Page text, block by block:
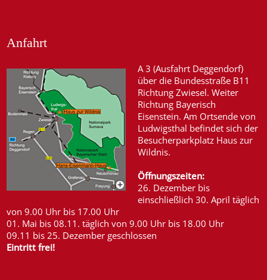
Anfahrt
A 3 (Ausfahrt Deggendorf)
über die Bundesstraße B11
Richtung Zwiesel. Weiter
Richtung Bayerisch
Eisenstein. Am Ortsende von
Ludwigsthal befindet sich der
Besucherparkplatz Haus zur
Wildnis.
Öffnungszeiten:
26. Dezember bis
einschließlich 30. April täglich
von 9.00 Uhr bis 17.00 Uhr
01. Mai bis 08.11. täglich von 9.00 Uhr bis 18.00 Uhr
09.11 bis 25. Dezember geschlossen
Eintritt frei!